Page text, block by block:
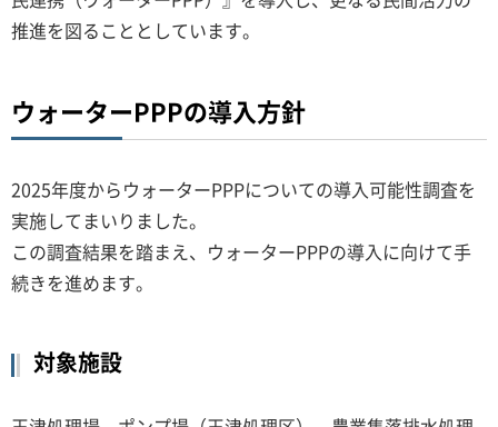
推進を図ることとしています。
ウォーターPPPの導入方針
2025年度からウォーターPPPについての導入可能性調査を
実施してまいりました。
この調査結果を踏まえ、ウォーターPPPの導入に向けて手
続きを進めます。
対象施設